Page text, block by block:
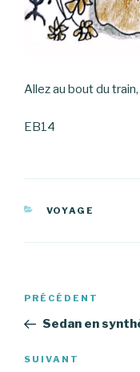
Allez au bout du
EB14
CATÉGORIES
VOYAGE
Navigation
l’article
Article
précédent
PRÉCÉDENT
Sedan en
Article
SUIVANT